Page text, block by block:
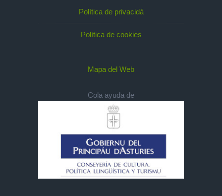
Política de privacidá
Política de cookies
Mapa del Web
Cola ayuda de